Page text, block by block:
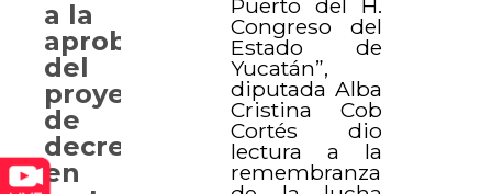
Congreso del
Estado de
Yucatán”,
diputada Alba
Cristina Cob
Cortés dio
lectura a la
remembranza
a la
aprobación
del
proyecto
de
decreto
en